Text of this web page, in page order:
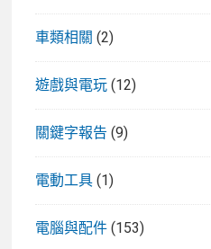
車類相關 (2)
遊戲與電玩 (12)
關鍵字報告 (9)
電動工具 (1)
電腦與配件 (153)